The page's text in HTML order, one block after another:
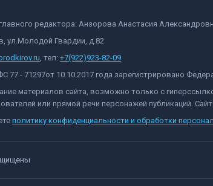
редактора: Анзорова Анастасия
ул.Молодой Гвардии, д.82
, тел: +7(922)923-82-09
77 - 71297от 10.10.2017 года зарегистрировано
материалов сайта, возможно только с
или прямой речи персонажей публикаций.
политику конфиденциальности и обработки